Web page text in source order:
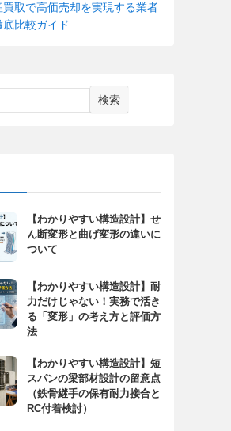
取で高価売却を実現する業者
比較ガイド
検索
【わかりやすい構造設計】せ
ん断変形と曲げ変形の違いに
ついて
【わかりやすい構造設計】耐
力だけじゃない！実務で活き
る「変形」の考え方と評価方
法
【わかりやすい構造設計】短
スパンの梁部材設計の留意点
（鉄骨継手の保有耐力接合と
RC付着検討）